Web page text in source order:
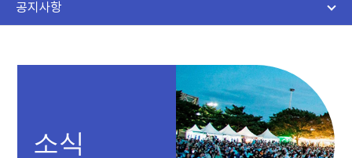
공지사항
소식